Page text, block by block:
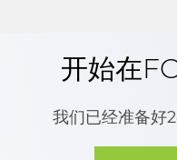
开始在
我们已经准备好